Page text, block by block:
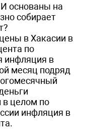
основаны на
собирает
в Хакасии в
по
инфляция в
месяц подряд
в целом по
инфляция в